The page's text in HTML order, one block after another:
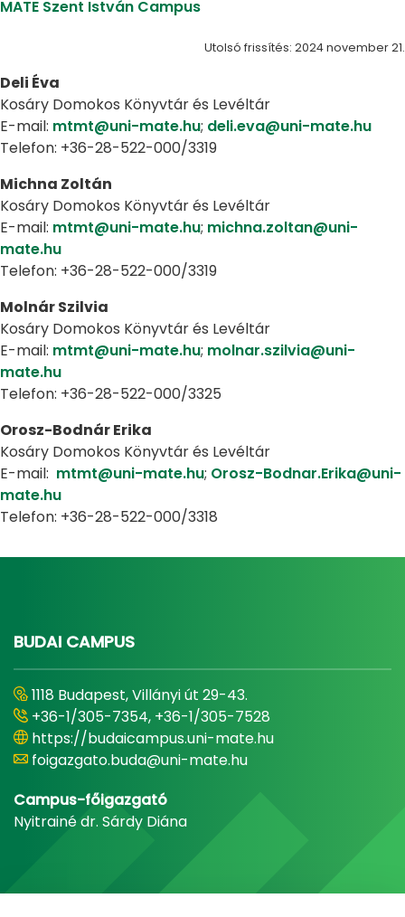
MATE Szent István Campus
Utolsó frissítés: 2024 november 21.
Deli Éva
Kosáry Domokos Könyvtár és Levéltár
E-mail: mtmt@uni-mate.hu; deli.eva@uni-mate.hu
Telefon: +36-28-522-000/3319
Michna Zoltán
Kosáry Domokos Könyvtár és Levéltár
E-mail: mtmt@uni-mate.hu; michna.zoltan@uni-
mate.hu
Telefon: +36-28-522-000/3319
Molnár Szilvia
Kosáry Domokos Könyvtár és Levéltár
E-mail: mtmt@uni-mate.hu; molnar.szilvia@uni-
mate.hu
Telefon: +36-28-522-000/3325
Orosz-Bodnár Erika
Kosáry Domokos Könyvtár és Levéltár
E-mail: mtmt@uni-mate.hu; Orosz-Bodnar.Erika@uni-
mate.hu
Telefon: +36-28-522-000/3318
BUDAI CAMPUS
1118 Budapest, Villányi út 29-43.
+36-1/305-7354, +36-1/305-7528
https://budaicampus.uni-mate.hu
foigazgato.buda@uni-mate.hu
Campus-főigazgató
Nyitrainé dr. Sárdy Diána